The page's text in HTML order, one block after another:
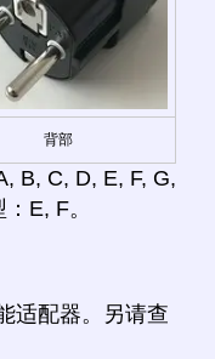
背部
B, C, D, E, F, G,
E, F。
适配器。另请查